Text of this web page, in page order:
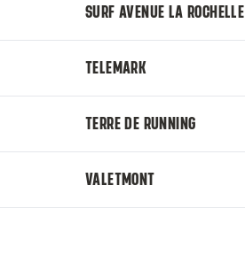
SURF AVENUE LA ROCHELLE
TELEMARK
TERRE DE RUNNING
VALETMONT